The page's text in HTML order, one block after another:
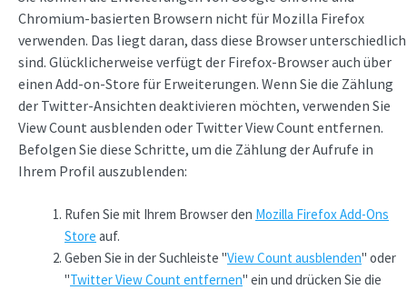
Chromium-basierten Browsern nicht für Mozilla Firefox
verwenden. Das liegt daran, dass diese Browser unterschiedlich
sind. Glücklicherweise verfügt der Firefox-Browser auch über
einen Add-on-Store für Erweiterungen. Wenn Sie die Zählung
der Twitter-Ansichten deaktivieren möchten, verwenden Sie
View Count ausblenden oder Twitter View Count entfernen.
Befolgen Sie diese Schritte, um die Zählung der Aufrufe in
Ihrem Profil auszublenden:
Rufen Sie mit Ihrem Browser den Mozilla Firefox Add-Ons
Store auf.
Geben Sie in der Suchleiste "View Count ausblenden" oder
"Twitter View Count entfernen" ein und drücken Sie die